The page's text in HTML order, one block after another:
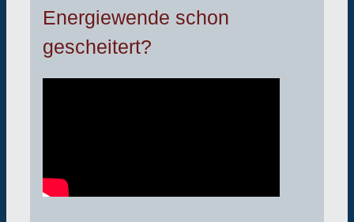
Energiewende schon
gescheitert?